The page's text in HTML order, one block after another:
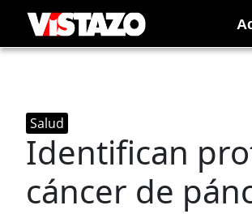
Salud
Identifican
cáncer de